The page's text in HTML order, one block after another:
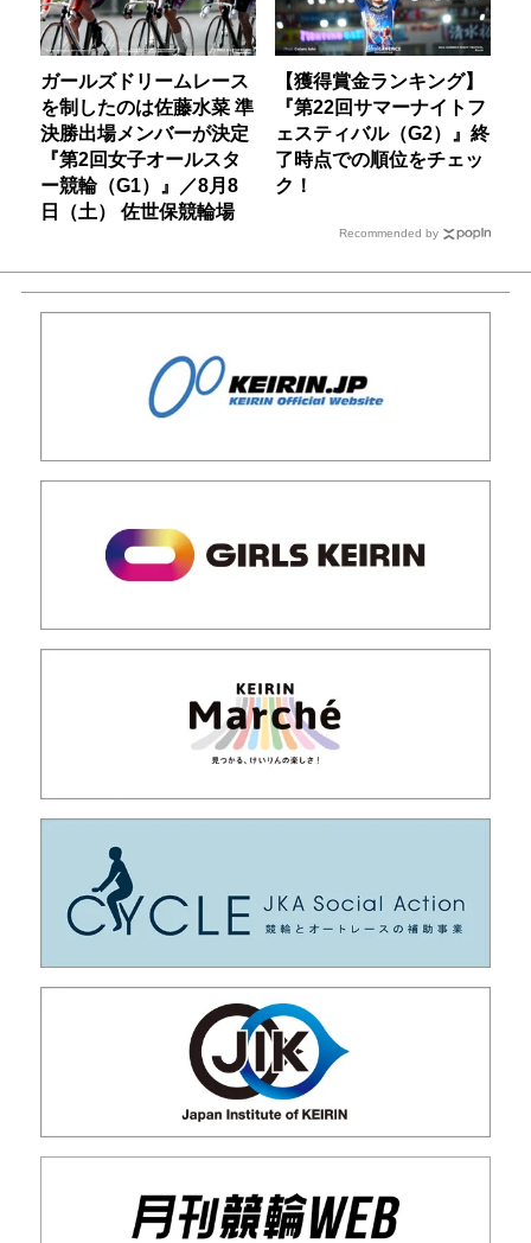
ガールズドリームレース
を制したのは佐藤水菜 準
決勝出場メンバーが決定
『第2回女子オールスタ
ー競輪（G1）』／8月8
日（土） 佐世保競輪場
【獲得賞金ランキング】
『第22回サマーナイトフ
ェスティバル（G2）』終
了時点での順位をチェッ
ク！
Recommended by